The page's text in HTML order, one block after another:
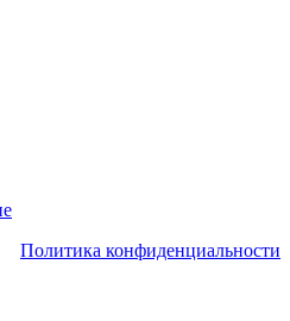
Политика конфиденциальности